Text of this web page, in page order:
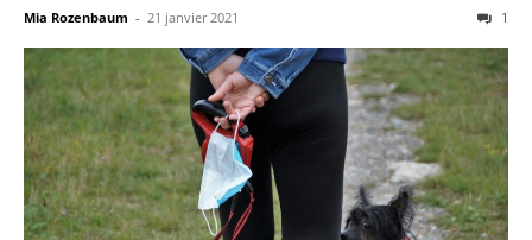
Mia Rozenbaum - 21 janvier 2021 1